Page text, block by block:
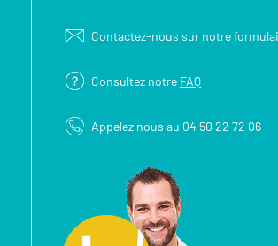
Contactez-nous sur notre
Consultez notre FAQ
Appelez nous au 04 50 22 72 06